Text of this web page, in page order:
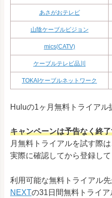
あさがおテレビ
山陰ケーブルビジョン
mics(CATV)
ケーブルテレビ品川
TOKAIケーブルネットワーク
Huluの1ヶ月無料トライアル
キャンペーンは予告なく終
月無料トライアルを試す際
実際に確認してから登録して
利用可能な無料トライアル
NEXTの31日間無料トライ